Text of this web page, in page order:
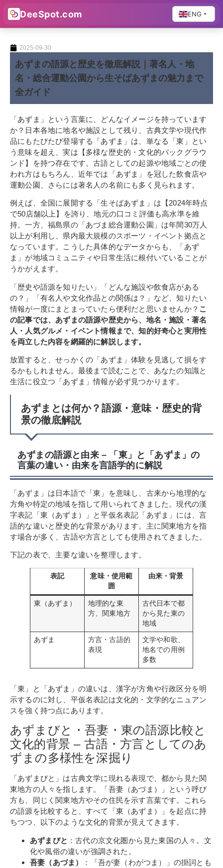
DeeSpot.com ENG
2025-09-30
あずまの語源と歴史を徹底解説｜著名人・地
名・総合運動公園から生そばあずまの魅力まで
全ガイド
「あずま」という言葉に、どんなイメージを持っています
か？日本各地に地名や施設として残り、古典文学や現代作
品にもたびたび登場する「あずま」は、単なる「東」とい
う意味を超え、実は【多様な歴史的・文化的バックグラウ
ンド】を持つ存在です。古語としての起源や地域ごとの使
われ方はもちろん、近年では「あずま」を冠した飲食店や
運動公園、さらには著名人の名前にも多く見られます。
例えば、全国に展開する「生そばあずま」は【2024年時点
で50店舗以上】を誇り、地元の口コミ評価も高水準を維
持。一方、福島県の「あづま総合運動公園」は年間30万人
以上が利用し、県内最大規模のスポーツ・イベント拠点と
なっています。こうした具体的なデータからも、「あず
ま」が地域コミュニティや日常生活に根付いていることが
うかがえます。
「歴史や語源を知りたい」「どんな施設や飲食店がある
の？」「有名人や文化作品との関係は？」など、知りたい
情報が一度にまとまっていたら便利だと思いませんか？ こ
の記事では、あずまの語源や歴史から、地名・施設・著名
人・人気グルメ・イベント情報まで、知的好奇心と実用性
を両立した内容を網羅的に解説します。
放置すると、せっかくの「あずま」体験を見逃して損をす
るかもしれません。最後まで読むことで、あなたの知識と
生活に役立つ「あずま」情報が必ず見つかります。
あずまとは何か？語源・意味・歴史的背
景の徹底解説
あずまの語源と由来 – 「東」と「あずま」の
言葉の違い・由来を言語学的に解説
「あずま」は日本語で「東」を意味し、古来から地理的な
方角や特定の地域を指して用いられてきました。現代の漢
字表記「東（あずま）」と平仮名表記「あずま」には、言
語的な違いと歴史的な背景があります。主に関東地方を指
す場合が多く、古語や方言としても使用されてきました。
下記の表で、主要な違いを整理します。
表記
意味・使用範
囲
由来・背景
東（あずま）
地理的な東
方、関東地方
古代日本で都
から見た東の
地域
あずま
方言・古語的
表現
文学や和歌、
地名での用例
多数
「東」と「あずま」の違いは、漢字が方角や行政区分を明
示するのに対し、平仮名表記は文化的・文学的なニュアン
スを強く持つ点にあります。
あずまびと・吾妻・東の語源比較と
文化的背景 – 古語・方言としてのあ
ずまの多様性を深掘り
「あずまびと」は古典文学に現れる表現で、都から見た関
東地方の人々を指します。「吾妻（あづま）」という呼び
方も、同じく関東地方やその住民を示す言葉です。これら
の語源を比較すると、すべて「東（あずま）」を起点に持
ちつつ、以下のような文化的背景が見えてきます。
あずまびと ：古代の京文化圏から見た東国の人々。文
化や風俗の違いが強調された。
吾妻（あづま）
：「吾が妻（わがつま）」の掛詞とも